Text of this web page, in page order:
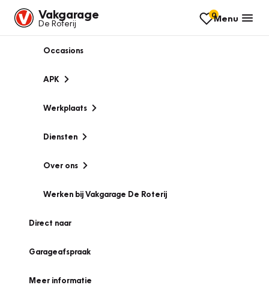
Vakgarage
De Roterij
0Menu
Occasions
APK
Werkplaats
Diensten
Over ons
Werken bij Vakgarage De Roterij
Direct naar
Garageafspraak
Meer informatie